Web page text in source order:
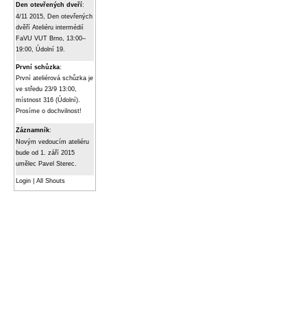
Den otevřených dveří:
4/11 2015, Den otevřených
dvěří Ateliéru intermédií
FaVU VUT Brno, 13:00–
19:00, Údolní 19.
První schůzka:
První ateliérová schůzka je
ve středu 23/9 13:00,
místnost 316 (Údolní).
Prosíme o dochvilnost!
Záznamník:
Novým vedoucím ateliéru
bude od 1. září 2015
umělec Pavel Sterec.
Login All Shouts